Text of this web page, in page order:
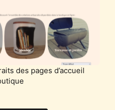
des pages d’accueil